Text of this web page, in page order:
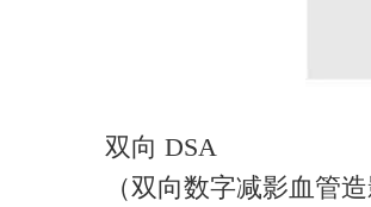
双向 DSA
（双向数字减影血管